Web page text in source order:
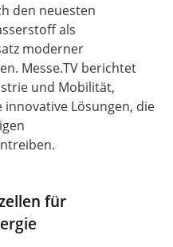
den neuesten
als
moderner
Messe.TV berichtet
und Mobilität,
Lösungen, die
für